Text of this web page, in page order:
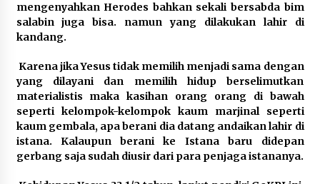
mengenyahkan Herodes bahkan sekali bersabda bim
salabin juga bisa. namun yang dilakukan lahir di
kandang.
Karena jika Yesus tidak memilih menjadi sama dengan
yang dilayani dan memilih hidup berselimutkan
materialistis maka kasihan orang orang di bawah
seperti kelompok-kelompok kaum marjinal seperti
kaum gembala, apa berani dia datang andaikan lahir di
istana. Kalaupun berani ke Istana baru didepan
gerbang saja sudah diusir dari para penjaga istananya.